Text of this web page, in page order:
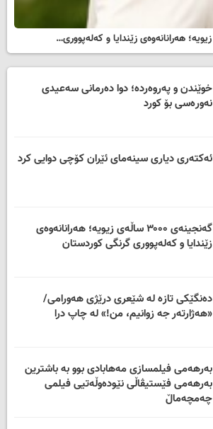
خوێندن و پەروەردە؛ دوا دەرمانی سەعیدی
نەورەسی بۆ کورد
ئەکتەری دیاری سینەمای ئێران کۆچی دوایی کرد
گەنجینەی ۳۰۰۰ ساڵەی زیویە؛ هەرانانەوەی
زێندایا و کەلەپووری گرنگی کوردستان
دەنگێکی تازە لە شێعری درێژی هەورامی/
«هەژارتەر جە زوانیم، من!» لە چاپ درا
بەرهەمی فیلمسازی مەهابادی بوو بە باشترین
بەرهەمی فێستیڤاڵی نێودەوڵەتیی فیلمی
چەمچەماڵ